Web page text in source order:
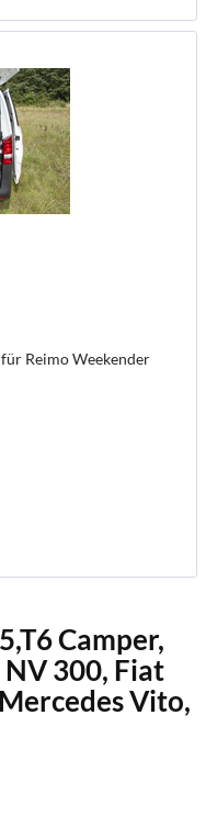
Reimo Weekender
Camper,
300, Fiat
Vito,